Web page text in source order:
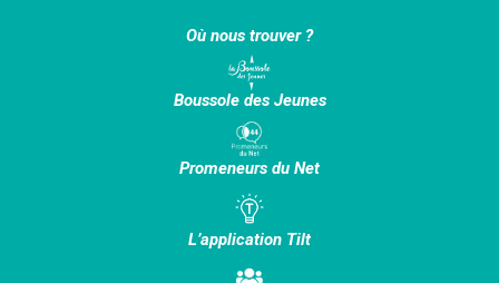
Où nous trouver ?
Boussole des Jeunes
Promeneurs du Net
L’application Tilt